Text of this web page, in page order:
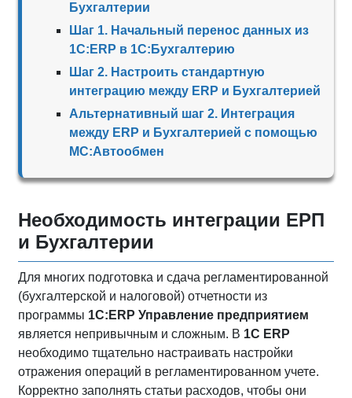
Бухгалтерии
Шаг 1. Начальный перенос данных из
1С:ERP в 1С:Бухгалтерию
Шаг 2. Настроить стандартную
интеграцию между ERP и Бухгалтерией
Альтернативный шаг 2. Интеграция
между ERP и Бухгалтерией с помощью
МС:Автообмен
Необходимость интеграции ЕРП
и Бухгалтерии
Для многих подготовка и сдача регламентированной
(бухгалтерской и налоговой) отчетности из
программы 1С:ERP Управление предприятием
является непривычным и сложным. В 1С ERP
необходимо тщательно настраивать настройки
отражения операций в регламентированном учете.
Корректно заполнять статьи расходов, чтобы они